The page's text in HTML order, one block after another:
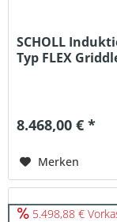
SCHOLL
Typ FLEX
8.468,00 € *
Merken
5.498,88 €